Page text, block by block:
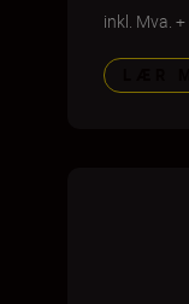
inkl. Mva. +